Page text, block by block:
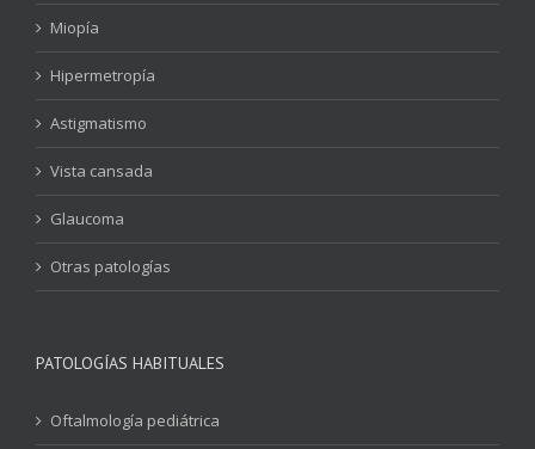
Miopía
Hipermetropía
Astigmatismo
Vista cansada
Glaucoma
Otras patologías
PATOLOGÍAS HABITUALES
Oftalmología pediátrica